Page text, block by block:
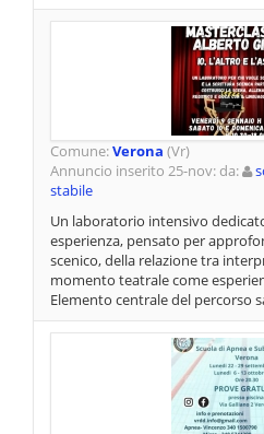
Comune:Verona (Vr)
Annuncio inserito 25-nov: da:
stabile
Un laboratorio intensivo
esperienza, pensato per
scenico, della relazione tra
momento teatrale come
Elemento centrale del percorso